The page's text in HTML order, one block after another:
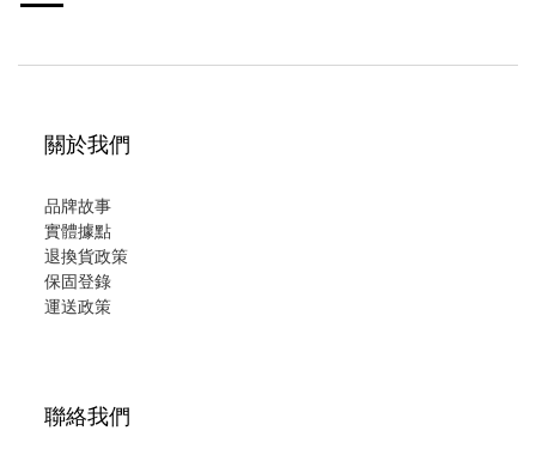
洗保養的小技巧，通通為爸爸媽媽準備好，一起為寶寶打造一
般床墊的
關於我們
品牌故事
實體據點
退換貨政策
保固登錄
運送政策
聯絡我們